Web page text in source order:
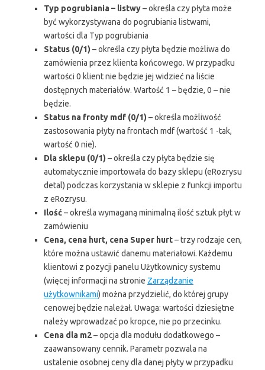
Typ pogrubiania – listwy– określa czy płyta może
być wykorzystywana do pogrubiania listwami,
wartości dla Typ pogrubiania
Status (0/1) – określa czy płyta będzie możliwa do
zamówienia przez klienta końcowego. W przypadku
wartości 0 klient nie będzie jej widzieć na liście
dostępnych materiałów. Wartość 1 – będzie, 0 – nie
będzie.
Status na fronty mdf (0/1) – określa możliwość
zastosowania płyty na frontach mdf (wartość 1 -tak,
wartość 0 nie).
Dla sklepu (0/1) – określa czy płyta będzie się
automatycznie importowała do bazy sklepu (eRozrysu
detal) podczas korzystania w sklepie z funkcji importu
z eRozrysu.
Ilość– określa wymaganą minimalną ilość sztuk płyt w
zamówieniu
Cena, cena hurt, cena Super hurt– trzy rodzaje cen,
które można ustawić danemu materiałowi. Każdemu
klientowi z pozycji panelu Użytkownicy systemu
(więcej informacji na stronie Zarządzanie
użytkownikami) można przydzielić, do której grupy
cenowej będzie należał. Uwaga: wartości dziesiętne
należy wprowadzać po kropce, nie po przecinku.
Cena dla m2– opcja dla modułu dodatkowego –
zaawansowany cennik. Parametr pozwala na
ustalenie osobnej ceny dla danej płyty w przypadku